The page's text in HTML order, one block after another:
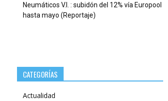
Neumáticos V.I. : subidón del 12% vía Europool
hasta mayo (Reportaje)
CATEGORÍAS
Actualidad